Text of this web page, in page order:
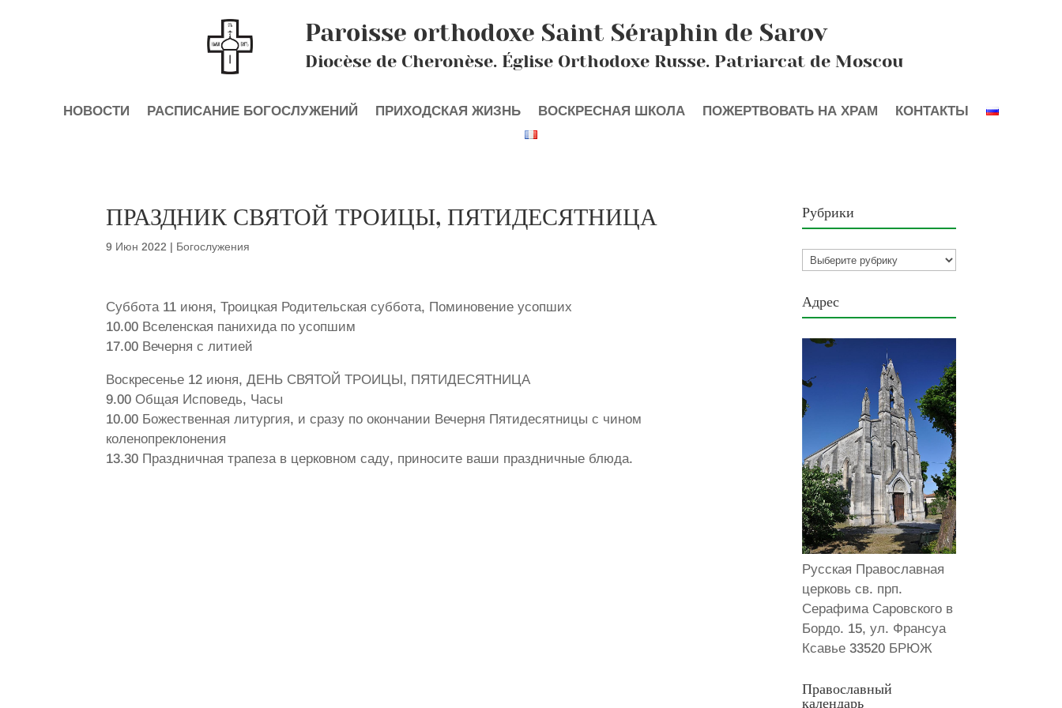
Paroisse orthodoxe Saint Séraphin de Sarov
Diocèse de Cheronèse. Église Orthodoxe Russe. Patriarcat de Moscou
НОВОСТИ РАСПИСАНИЕ БОГОСЛУЖЕНИЙ ПРИХОДСКАЯ ЖИЗНЬ ВОСКРЕСНАЯ ШКОЛА ПОЖЕРТВОВАТЬ НА ХРАМ КОНТАКТЫ
ПРАЗДНИК СВЯТОЙ ТРОИЦЫ, ПЯТИДЕСЯТНИЦА
9 Июн 2022 | Богослужения
Суббота 11 июня, Троицкая Родительская суббота, Поминовение усопших
10.00 Вселенская панихида по усопшим
17.00 Вечерня с литией
Воскресенье 12 июня, ДЕНЬ СВЯТОЙ ТРОИЦЫ, ПЯТИДЕСЯТНИЦА
9.00 Общая Исповедь, Часы
10.00 Божественная литургия, и сразу по окончании Вечерня Пятидесятницы с чином
коленопреклонения
13.30 Праздничная трапеза в церковном саду, приносите ваши праздничные блюда.
Рубрики
Рубрики
Адрес
Русская Православная
церковь св. прп.
Серафима Саровского в
Бордо. 15, ул. Франсуа
Ксавье 33520 БРЮЖ
Православный
календарь